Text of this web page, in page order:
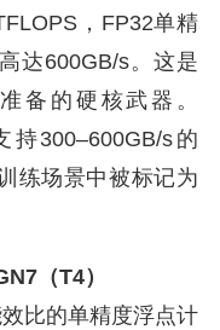
，FP32单精
达600GB/s。这是
备的硬核武器。
300–600GB/s的
练场景中被标记为
（T4）
比的单精度浮点计